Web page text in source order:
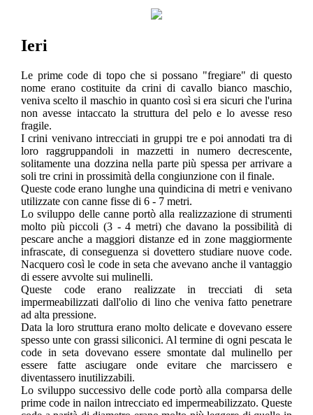
Ieri
Le prime code di topo che si possano "fregiare" di questo
nome erano costituite da crini di cavallo bianco maschio,
veniva scelto il maschio in quanto così si era sicuri che l'urina
non avesse intaccato la struttura del pelo e lo avesse reso
fragile.
I crini venivano intrecciati in gruppi tre e poi annodati tra di
loro raggruppandoli in mazzetti in numero decrescente,
solitamente una dozzina nella parte più spessa per arrivare a
soli tre crini in prossimità della congiunzione con il finale.
Queste code erano lunghe una quindicina di metri e venivano
utilizzate con canne fisse di 6 - 7 metri.
Lo sviluppo delle canne portò alla realizzazione di strumenti
molto più piccoli (3 - 4 metri) che davano la possibilità di
pescare anche a maggiori distanze ed in zone maggiormente
infrascate, di conseguenza si dovettero studiare nuove code.
Nacquero così le code in seta che avevano anche il vantaggio
di essere avvolte sui mulinelli.
Queste code erano realizzate in trecciati di seta
impermeabilizzati dall'olio di lino che veniva fatto penetrare
ad alta pressione.
Data la loro struttura erano molto delicate e dovevano essere
spesso unte con grassi siliconici. Al termine di ogni pescata le
code in seta dovevano essere smontate dal mulinello per
essere fatte asciugare onde evitare che marcissero e
diventassero inutilizzabili.
Lo sviluppo successivo delle code portò alla comparsa delle
prime code in nailon intrecciato ed impermeabilizzato. Queste